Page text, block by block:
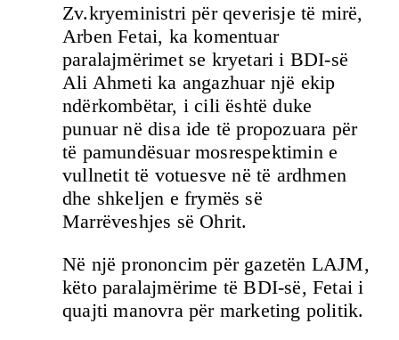
Zv.kryeministri për qeverisje të mirë,
Arben Fetai, ka komentuar
paralajmërimet se kryetari i BDI-së
Ali Ahmeti ka angazhuar një ekip
ndërkombëtar, i cili është duke
punuar në disa ide të propozuara për
të pamundësuar mosrespektimin e
vullnetit të votuesve në të ardhmen
dhe shkeljen e frymës së
Marrëveshjes së Ohrit.
Në një prononcim për gazetën LAJM,
këto paralajmërime të BDI-së, Fetai i
quajti manovra për marketing politik.